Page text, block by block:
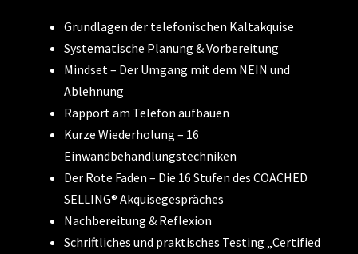
Grundlagen der telefonischen Kaltakquise
Systematische Planung & Vorbereitung
Mindset – Der Umgang mit dem NEIN und
Ablehnung
Rapport am Telefon aufbauen
Kurze Wiederholung – 16
Einwandbehandlungstechniken
Der Rote Faden – Die 16 Stufen des COACHED
SELLING® Akquisegespräches
Nachbereitung & Reflexion
Schriftliches und praktisches Testing „Certified